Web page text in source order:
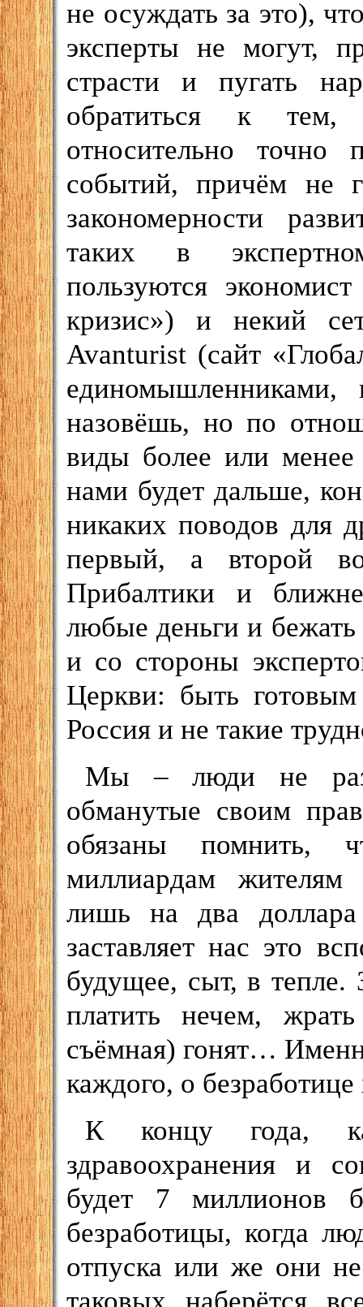
не осуждать за это),
эксперты не могут,
страсти и пугать
обратиться к
относительно точно
событий, причём не
закономерности
таких в
пользуются
кризис») и некий
Avanturist (сайт
назовёшь, но по
виды более или
нами будет дальше,
никаких поводов для
первый, а второй
Прибалтики и
любые деньги и
и со стороны
Церкви: быть
Россия и не такие
Мы – люди не раз
обманутые своим
обязаны помнить,
миллиардам жителям
лишь на два
заставляет нас это
будущее, сыт, в тепле.
платить нечем,
съёмная) гонят…
каждого, о
К концу года,
здравоохранения и
будет 7 миллионов
безработицы, когда
отпуска или же они
таковых наберётся